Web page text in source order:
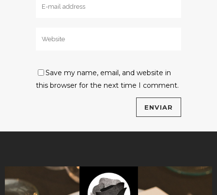
Save my name, email, and website in
this browser for the next time I comment.